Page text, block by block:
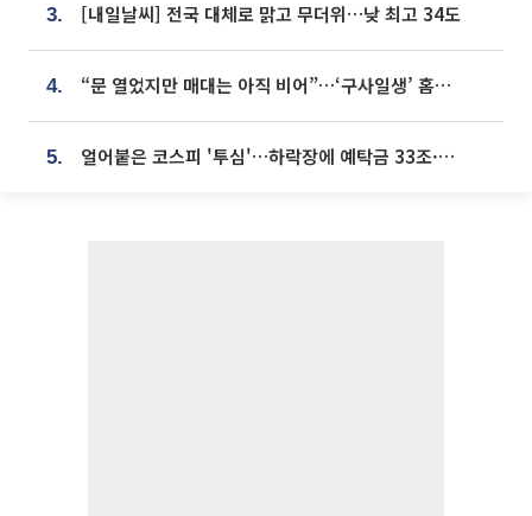
3. [내일날씨] 전국 대체로 맑고 무더위…낮 최고 34도
4. “문 열었지만 매대는 아직 비어”…‘구사일생’ 홈플러스, 정상화 시험대[르포]
5. 얼어붙은 코스피 '투심'…하락장에 예탁금 33조·빚투 9조원 감소